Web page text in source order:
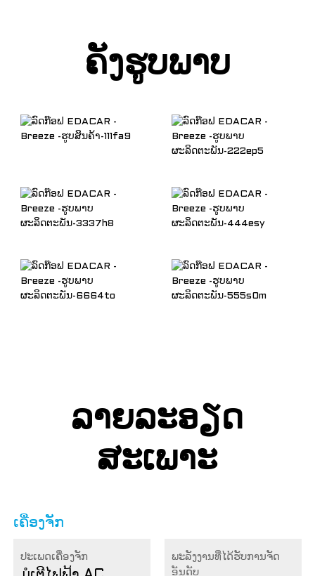
ຄັງຮູບພາບ
ລາຍລະອຽດ
ສະເພາະ
ເຄື່ອງຈັກ
ປະເພດເຄື່ອງຈັກ
ພະລັງງານທີ່ໄດ້ຮັບການຈັດ
ອັນດັບ